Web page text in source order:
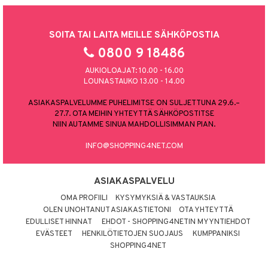
SOITA TAI LAITA MEILLE SÄHKÖPOSTIA
0800 9 18486
AUKIOLOAJAT: 10.00 - 16.00
LOUNASTAUKO 13.00 - 14.00
ASIAKASPALVELUMME PUHELIMITSE ON SULJETTUNA 29.6.–
27.7. OTA MEIHIN YHTEYTTÄ SÄHKÖPOSTITSE
NIIN AUTAMME SINUA MAHDOLLISIMMAN PIAN.
INFO@SHOPPING4NET.COM
ASIAKASPALVELU
OMA PROFIILI
KYSYMYKSIÄ & VASTAUKSIA
OLEN UNOHTANUT ASIAKASTIETONI
OTA YHTEYTTÄ
EDULLISET HINNAT
EHDOT - SHOPPING4NETIN MYYNTIEHDOT
EVÄSTEET
HENKILÖTIETOJEN SUOJAUS
KUMPPANIKSI
SHOPPING4NET